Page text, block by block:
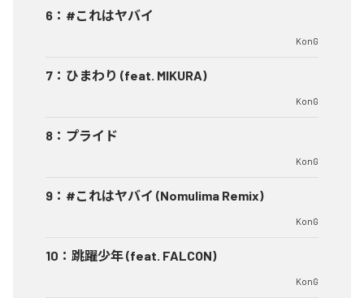
6 ： #これはヤバイ
KonG
7 ： ひまわり (feat. MIKURA)
KonG
8 ： プライド
KonG
9 ： #これはヤバイ (Nomulima Remix)
KonG
10 ： 跳躍少年 (feat. FALCON)
KonG